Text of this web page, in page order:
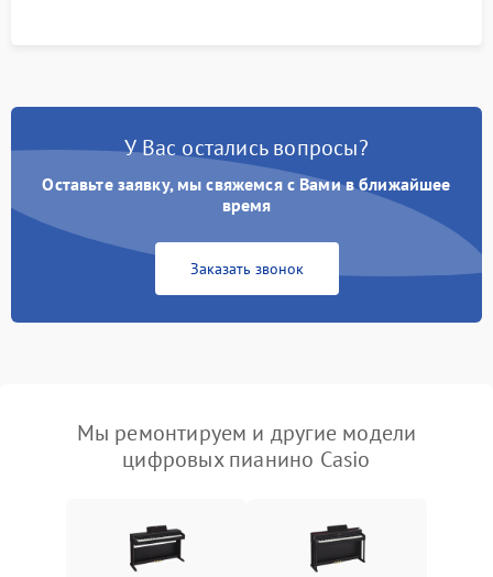
У Вас остались вопросы?
Оставьте заявку, мы свяжемся с Вами в ближайшее
время
Заказать звонок
Мы ремонтируем и другие модели
цифровых пианино Casio